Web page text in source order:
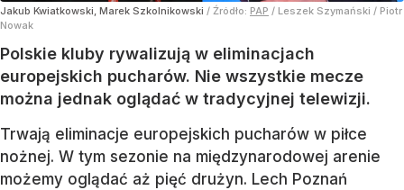
Jakub Kwiatkowski, Marek Szkolnikowski / Źródło: PAP / Leszek Szymański / Piotr
Nowak
Polskie kluby rywalizują w eliminacjach
europejskich pucharów. Nie wszystkie mecze
można jednak oglądać w tradycyjnej telewizji.
Trwają eliminacje europejskich pucharów w piłce
nożnej. W tym sezonie na międzynarodowej arenie
możemy oglądać aż pięć drużyn. Lech Poznań